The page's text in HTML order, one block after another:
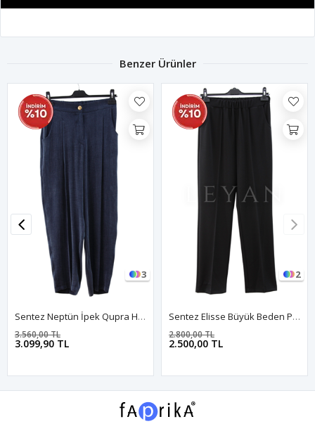
Benzer Ürünler
3
Sentez Neptün İpek Qupra Havuç Pantolon- LYN04021 Lacivert
3.099,90 TL
3.560,00 TL
2
Sentez Elisse Büyük Beden Pantolon- LYN04103 Siyah
2.500,00 TL
2.800,00 TL